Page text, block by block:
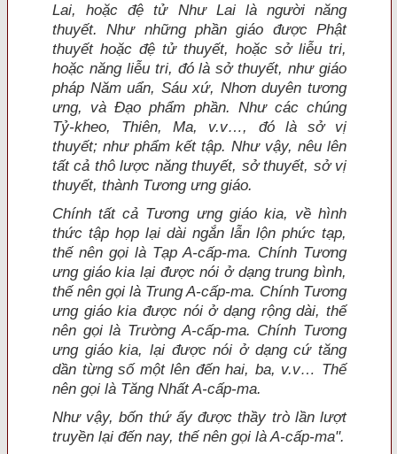
Lai, hoặc đệ tử Như Lai là người năng
thuyết. Như những phần giáo được Phật
thuyết hoặc đệ tử thuyết, hoặc sở liễu tri,
hoặc năng liễu tri, đó là sở thuyết, như giáo
pháp Năm uẩn, Sáu xứ, Nhơn duyên tương
ưng, và Đạo phẩm phần. Như các chúng
Tỷ-kheo, Thiên, Ma, v.v…, đó là sở vị
thuyết; như phẩm kết tập. Như vậy, nêu lên
tất cả thô lược năng thuyết, sở thuyết, sở vị
thuyết, thành Tương ưng giáo.
Chính tất cả Tương ưng giáo kia, về hình
thức tập họp lại dài ngắn lẫn lộn phức tạp,
thế nên gọi là Tạp A-cấp-ma. Chính Tương
ưng giáo kia lại được nói ở dạng trung bình,
thế nên gọi là Trung A-cấp-ma. Chính Tương
ưng giáo kia được nói ở dạng rộng dài, thế
nên gọi là Trường A-cấp-ma. Chính Tương
ưng giáo kia, lại được nói ở dạng cứ tăng
dần từng số một lên đến hai, ba, v.v… Thế
nên gọi là Tăng Nhất A-cấp-ma.
Như vậy, bốn thứ ấy được thầy trò lần lượt
truyền lại đến nay, thế nên gọi là A-cấp-ma".